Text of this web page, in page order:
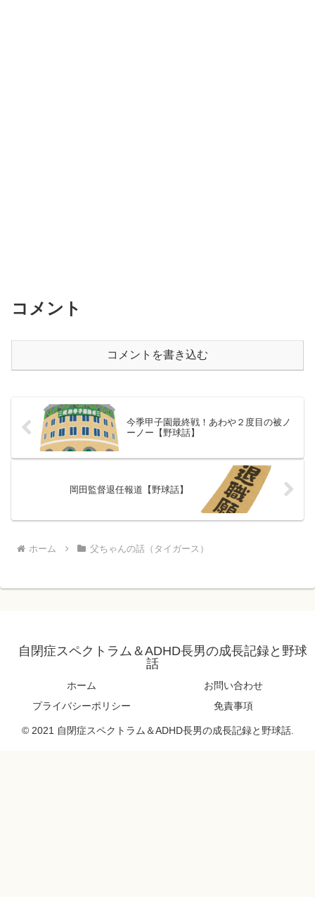
コメント
コメントを書き込む
今季甲子園最終戦！あわや２度目の被ノ
ーノー【野球話】
岡田監督退任報道【野球話】
ホーム 父ちゃんの話（タイガース）
自閉症スペクトラム＆ADHD長男の成長記録と野球
話
ホーム
お問い合わせ
プライバシーポリシー
免責事項
© 2021 自閉症スペクトラム＆ADHD長男の成長記録と野球話.